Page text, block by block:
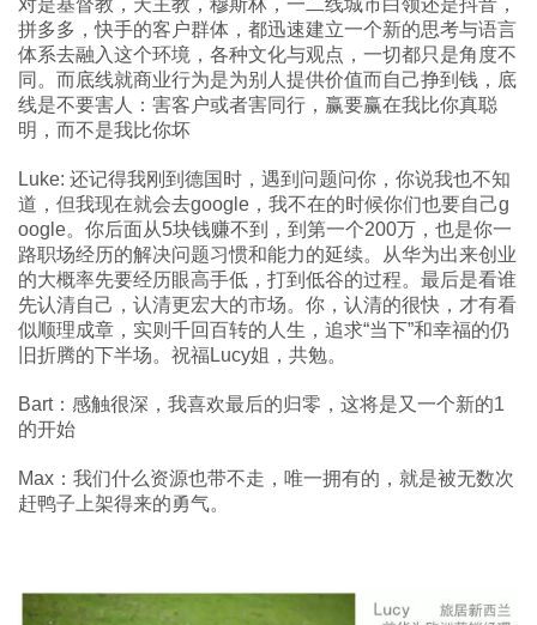
对是基督教，天主教，穆斯林，一二线城市白领还是抖音，
拼多多，快手的客户群体，都迅速建立一个新的思考与语言
体系去融入这个环境，各种文化与观点，一切都只是角度不
同。而底线就商业行为是为别人提供价值而自己挣到钱，底
线是不要害人：害客户或者害同行，赢要赢在我比你真聪
明，而不是我比你坏
Luke: 还记得我刚到德国时，遇到问题问你，你说我也不知
道，但我现在就会去google，我不在的时候你们也要自己g
oogle。你后面从5块钱赚不到，到第一个200万，也是你一
路职场经历的解决问题习惯和能力的延续。从华为出来创业
的大概率先要经历眼高手低，打到低谷的过程。最后是看谁
先认清自己，认清更宏大的市场。你，认清的很快，才有看
似顺理成章，实则千回百转的人生，追求“当下”和幸福的仍
旧折腾的下半场。祝福Lucy姐，共勉。
Bart：感触很深，我喜欢最后的归零，这将是又一个新的1
的开始
Max：我们什么资源也带不走，唯一拥有的，就是被无数次
赶鸭子上架得来的勇气。